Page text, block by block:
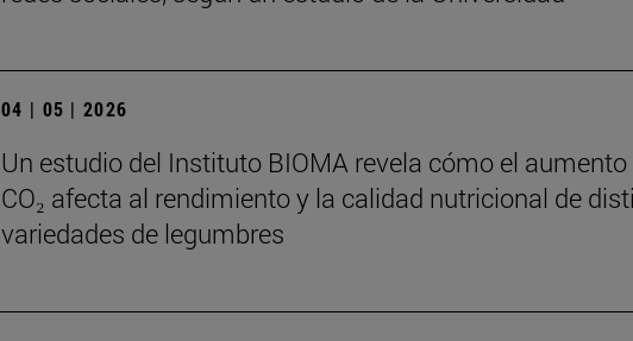
04 | 05 | 2026
Un estudio del Instituto BIOMA revela cómo el aumento
CO₂ afecta al rendimiento y la calidad nutricional de
variedades de legumbres